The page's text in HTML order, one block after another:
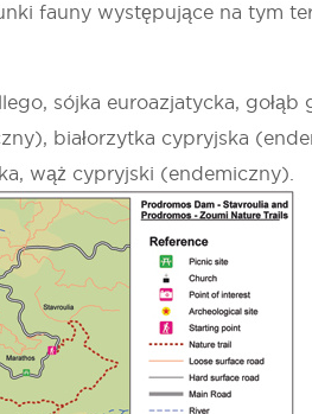
fauny występujące na tym
sójka euroazjatycka,
białorzytka cypryjska
wąż cypryjski (endemiczny).